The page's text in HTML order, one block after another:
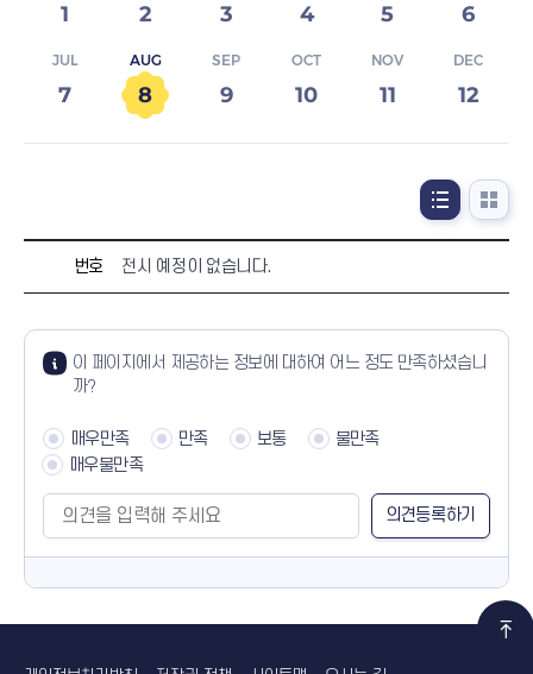
1 2 3 4 5 6
JUL
7
AUG
8
SEP
9
OCT
10
NOV
11
DEC
12
번호 전시 예정이 없습니다.
이 페이지에서 제공하는 정보에 대하여 어느 정도 만족하셨습니
까?
매우만족 만족 보통
불만족
매우불만족
담당자 정보